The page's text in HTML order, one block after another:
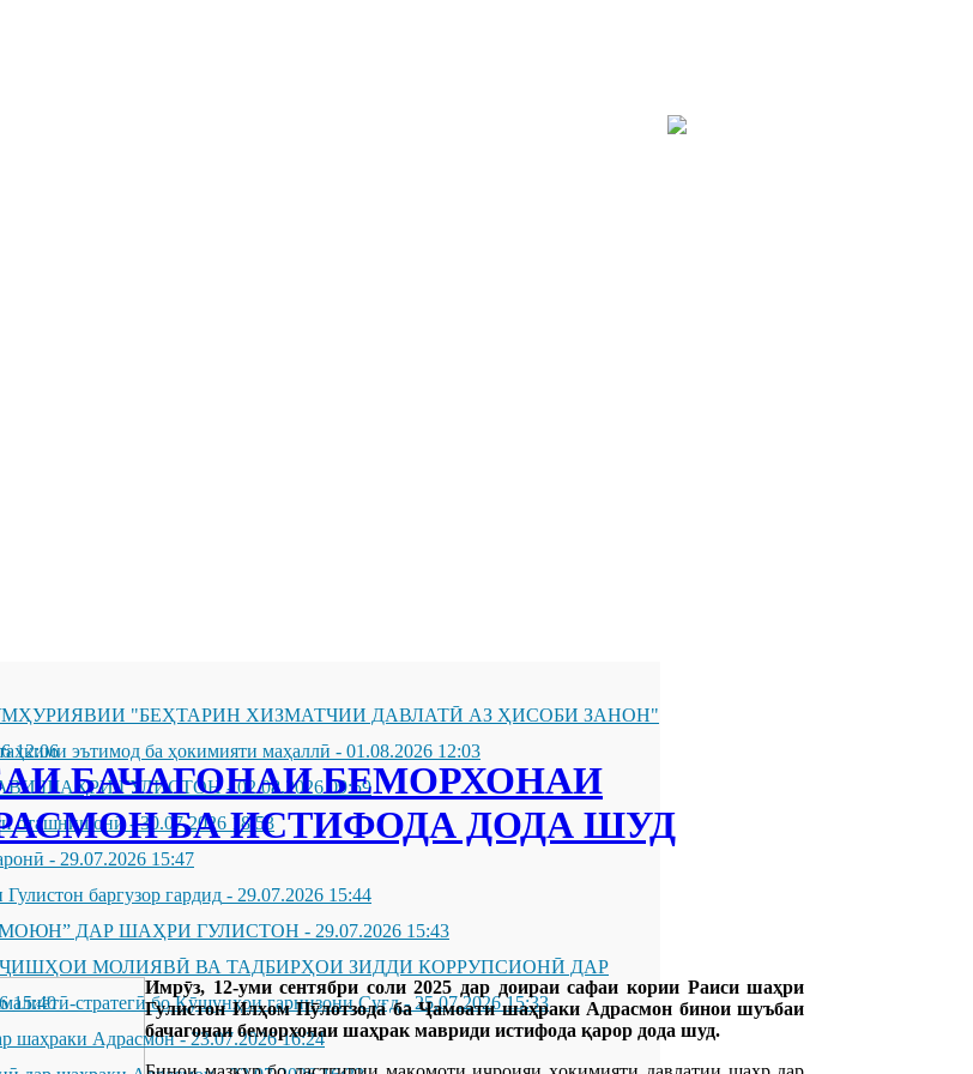
"БЕҲТАРИН ХИЗМАТЧИИ ДАВЛАТӢ АЗ ҲИСОБИ ЗАНОН"
12:06 эътимод ба ҳокимияти маҳаллӣ - 01.08.2026 12:03
ШАҲРИ ГУЛИСТОН-02.08.2026 09:59
оташнишонӣ-30.07.2026 18:53
- 29.07.2026 15:47
баргузор гардид - 29.07.2026 15:44
ДАР ШАҲРИ ГУЛИСТОН - 29.07.2026 15:43
МОЛИЯВӢ ВА ТАДБИРҲОИ ЗИДДИ КОРРУПСИОНӢ ДАР
15:40 стратегӣ бо Қӯшунҳои гарнизони Суғд- 25.07.2026 15:33
шаҳраки Адрасмон-23.07.2026 16:24
БАЧАГОНАИ БЕМОРХОНАИ
БА ИСТИФОДА ДОДА ШУД
Имрӯз, 12-уми сентябри соли 2025 дар доираи сафаи кории Раиси шаҳри
Гулистон Илҳом Пӯлотзода ба Ҷамоати шаҳраки Адрасмон бинои шуъбаи
бачагонаи беморхонаи шаҳрак мавриди истифода қарор дода шуд.